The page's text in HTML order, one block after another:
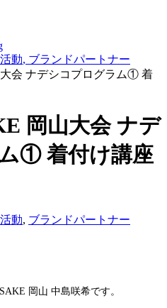
動, ブランドパートナー
大会 ナデシコプログラム① 着
岡山大会 ナデ
① 着付け講座
動, ブランドパートナー
岡山 中島咲希です。